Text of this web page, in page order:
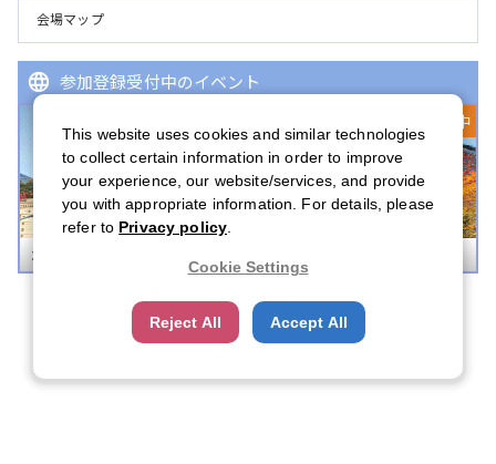
会場マップ
参加登録受付中のイベント
登録受付中
ボストンキャリアフォーラム 2026
This website uses cookies and similar technologies
to collect certain information in order to improve
your experience, our website/services, and provide
you with appropriate information. For details, please
refer to Privacy policy
Cookie Settings
Reject All Accept All